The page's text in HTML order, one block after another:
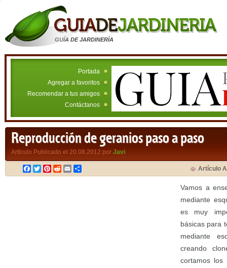
GUÍA DE JARDINERÍA
Portada
Agregar a favoritos
Recomendar a tus amigos
Contáctanos
Reproducción de geranios paso a paso
Artículo Publicado el 20.08.2012 por Javi
Facebook
TwitterPinterest
RedditEmail Artículo
Vamos a
mediante
es muy
básicas para
mediante
creando
cortamos los